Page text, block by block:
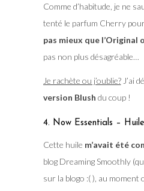
Comme d’habitude, je ne
tenté le parfum Cherry pour
pas mieux que l’Original
pas non plus désagréable…
Je rachète ou j’oublie?J’ai
version Blush du coup !
4. Now Essentials –
Cette huile m’avait été
blog Dreaming Smoothly
sur la blogo :( ), au moment